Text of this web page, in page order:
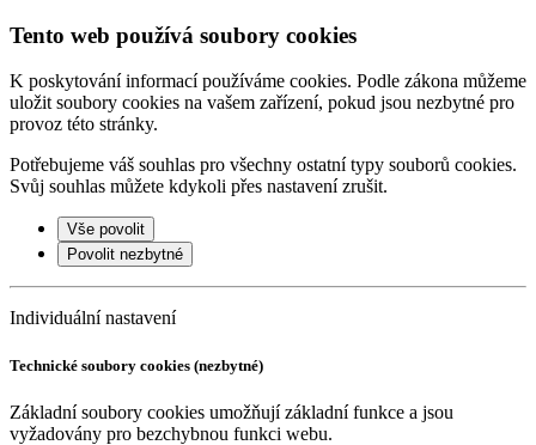
Tento web používá soubory cookies
K poskytování informací používáme cookies. Podle zákona můžeme
uložit soubory cookies na vašem zařízení, pokud jsou nezbytné pro
provoz této stránky.
Potřebujeme váš souhlas pro všechny ostatní typy souborů cookies.
Svůj souhlas můžete kdykoli přes nastavení zrušit.
Vše povolit
Povolit nezbytné
Individuální nastavení
Technické soubory cookies (nezbytné)
Základní soubory cookies umožňují základní funkce a jsou
vyžadovány pro bezchybnou funkci webu.